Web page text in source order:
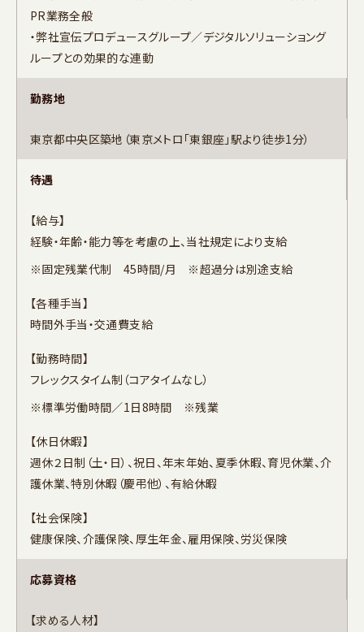
PR業務全般
・弊社宣伝プロデュースグループ／デジタルソリューショング
ループとの効果的な連動
勤務地
東京都中央区築地（東京メトロ「東銀座」駅より徒歩1分）
待遇
【給与】
経験・年齢・能力等を考慮の上、当社規定により支給
※固定残業代制 45時間/月 ※超過分は別途支給
【各種手当】
時間外手当・交通費支給
【勤務時間】
フレックスタイム制（コアタイムなし）
※標準労働時間／1日8時間 ※残業
【休日休暇】
週休２日制（土・日）、祝日、年末年始、夏季休暇、育児休業、介
護休業、特別休暇（慶弔他）、有給休暇
【社会保険】
健康保険、介護保険、厚生年金、雇用保険、労災保険
応募資格
【求める人材】